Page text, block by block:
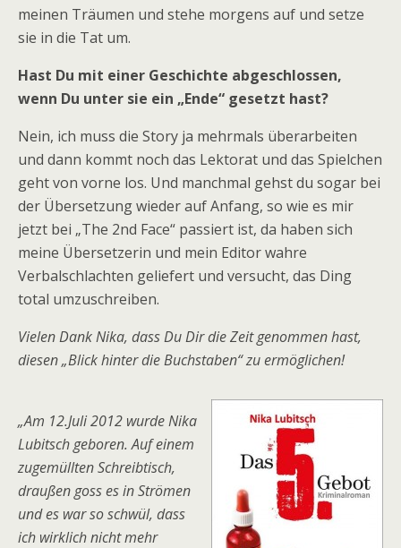
meinen Träumen und stehe morgens auf und setze
sie in die Tat um.
Hast Du mit einer Geschichte abgeschlossen,
wenn Du unter sie ein „Ende“ gesetzt hast?
Nein, ich muss die Story ja mehrmals überarbeiten
und dann kommt noch das Lektorat und das Spielchen
geht von vorne los. Und manchmal gehst du sogar bei
der Übersetzung wieder auf Anfang, so wie es mir
jetzt bei „The 2nd Face“ passiert ist, da haben sich
meine Übersetzerin und mein Editor wahre
Verbalschlachten geliefert und versucht, das Ding
total umzuschreiben.
Vielen Dank Nika, dass Du Dir die Zeit genommen hast,
diesen „Blick hinter die Buchstaben“ zu ermöglichen!
„Am 12.Juli 2012 wurde Nika
Lubitsch geboren. Auf einem
zugemüllten Schreibtisch,
draußen goss es in Strömen
und es war so schwül, dass
ich wirklich nicht mehr